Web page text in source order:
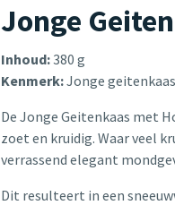
Jonge
Inhoud:380 g
Kenmerk:Jonge geitenkaas
De Jonge Geitenkaas met
zoet en kruidig. Waar veel
verrassend elegant
Dit resulteert in een